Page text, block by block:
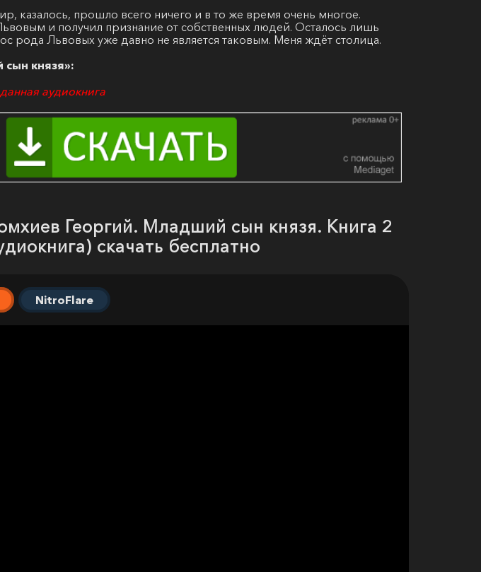
казалось, прошло всего ничего и в то же время очень многое.
и получил признание от собственных людей. Осталось лишь
рода Львовых уже давно не является таковым. Меня ждёт столица.
князя»:
данная аудиокнига
Георгий. Младший сын князя. Книга 2
скачать бесплатно
NitroFlare